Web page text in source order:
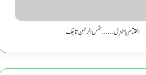
اختتام یا منزل......شمس الرحمن تاجک